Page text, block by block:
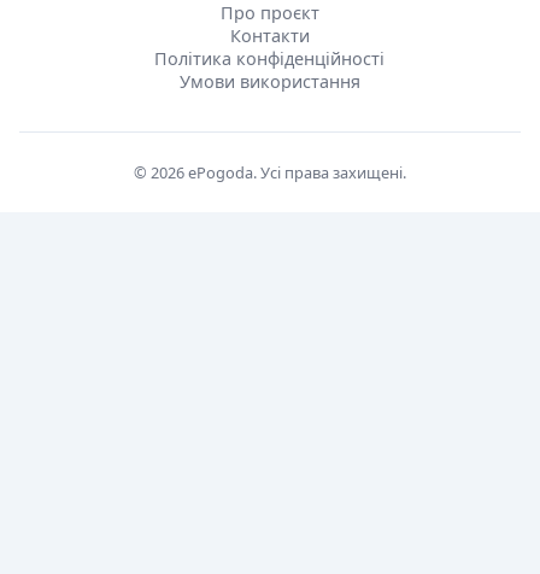
Про проєкт
Контакти
Політика конфіденційності
Умови використання
© 2026 ePogoda. Усі права захищені.